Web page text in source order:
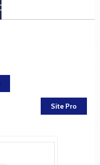
Site Pro